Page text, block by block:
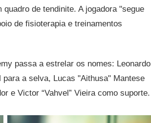
de tendinite. A jogadora "segue
de fisioterapia e treinamentos
passa a estrelar os nomes: Leonardo
para a selva, Lucas "Aithusa" Mantese
e Victor “Vahvel” Vieira como suporte.